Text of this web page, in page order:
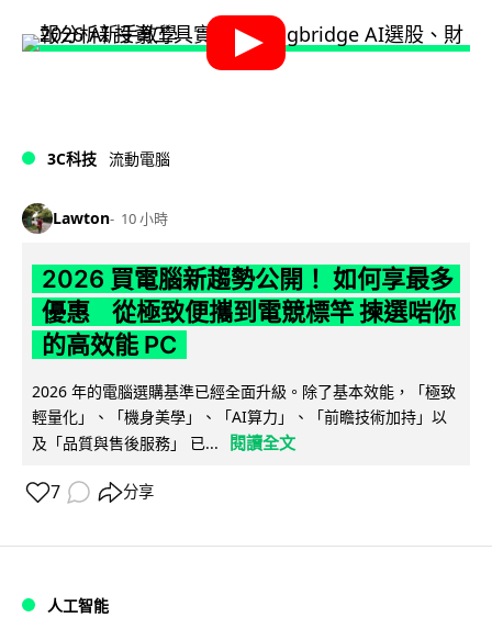
3C科技 流動電腦
Lawton 10 小時
2026 買電腦新趨勢公開！ 如何享最多
優惠 從極致便攜到電競標竿 揀選啱你
的高效能 PC
2026 年的電腦選購基準已經全面升級。除了基本效能，「極致
輕量化」、「機身美學」、「AI算力」、「前瞻技術加持」以
及「品質與售後服務」 已...
閱讀全文
7 分享
人工智能